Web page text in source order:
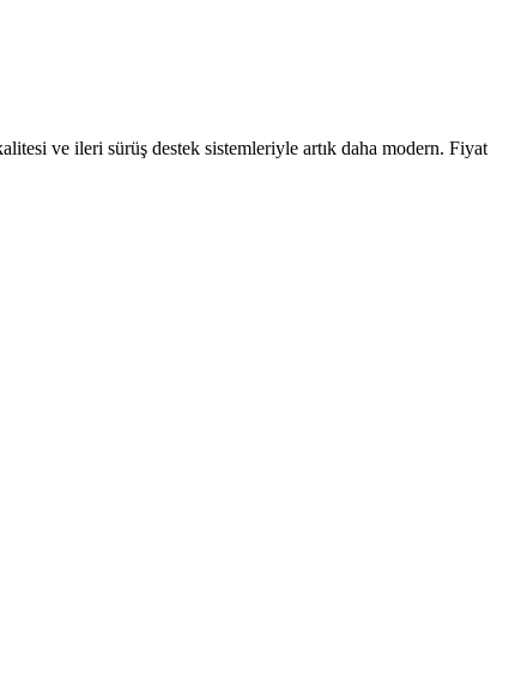
ve ileri sürüş destek sistemleriyle artık daha modern. Fiyat